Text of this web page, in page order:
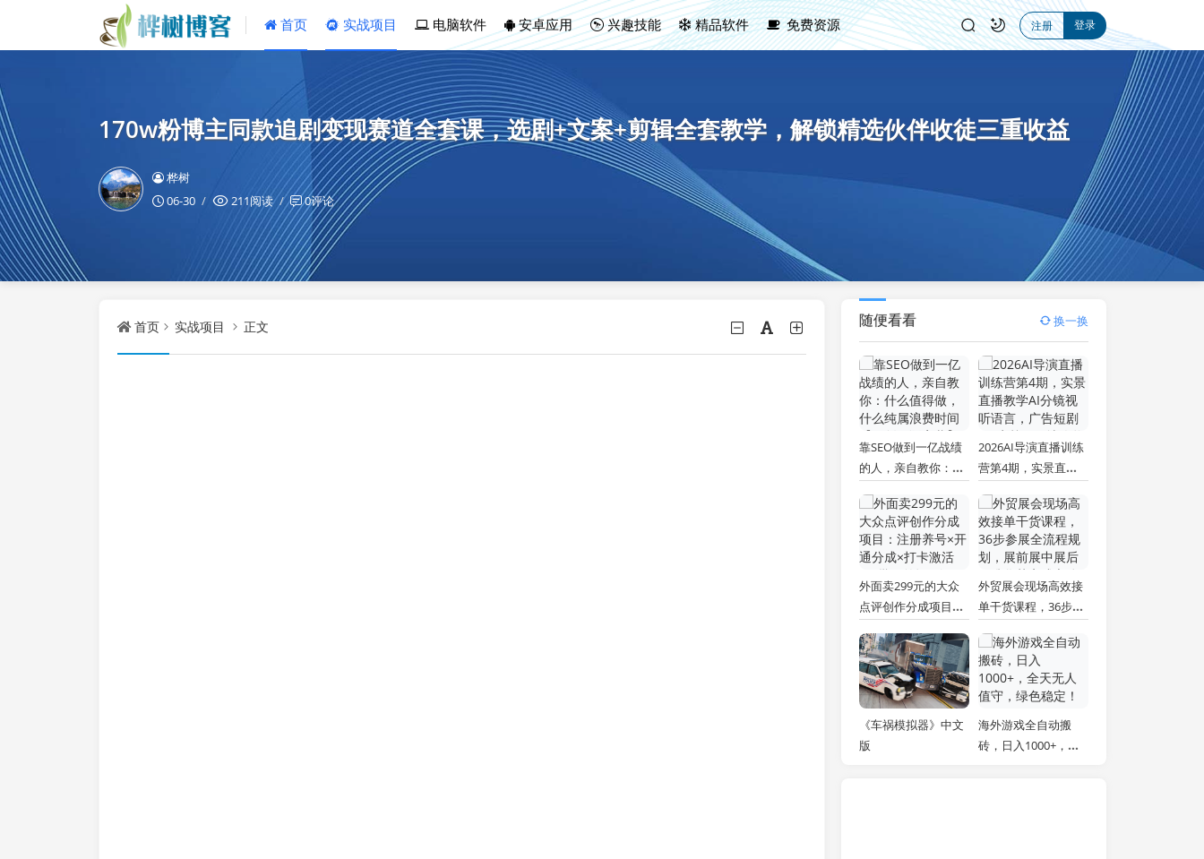
首页 实战项目 电脑软件 安卓应用 兴趣技能 精品软件 免费资源 注册 登录
170w粉博主同款追剧变现赛道全套课，选剧+文案+剪辑全套教学，解锁精选伙伴收徒三重收益
桦树
06-30
211阅读 0评论
首页 实战项目 正文 随便看看 换一换
靠SEO做到一亿战绩
的人，亲自教你：什
浪费时间【原创双语
字幕】
2026AI导演直播训练
营第4期，实景直播
言，广告短剧MV实
战，解决人物画面崩
坏痛点
外面卖299元的大众
点评创作分成项目：
打卡激活×AI批量笔
记×次日见收益，月
入1w+
外贸展会现场高效接
单干货课程，36步参
展中展后标准化获客
成交体系
《车祸模拟器》中文
版
海外游戏全自动搬
砖，日入1000+，全